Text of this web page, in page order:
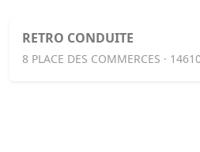
RETRO CONDUITE
8 PLACE DES COMMERCES ·